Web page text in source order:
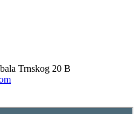
Trnskog 20 B